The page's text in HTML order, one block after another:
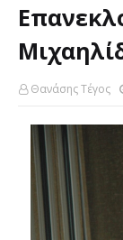
Θανάσης Τέγος